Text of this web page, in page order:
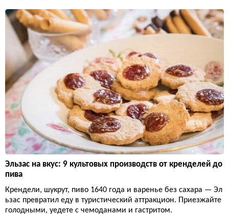
Эльзас на вкус: 9 культовых производств от кренделей до
пива
Крендели, шукрут, пиво 1640 года и варенье без сахара — Эл
ьзас превратил еду в туристический аттракцион. Приезжайте
голодными, уедете с чемоданами и гастритом.